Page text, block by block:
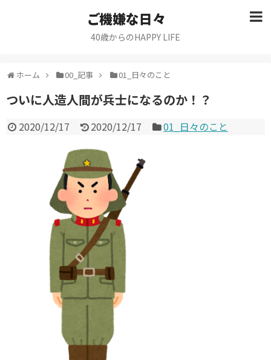
ご機嫌な日々
40歳からのHAPPY LIFE
ホーム 00_記事 01_日々のこと
ついに人造人間が兵士になるのか！？
2020/12/17 2020/12/17 01_日々のこと